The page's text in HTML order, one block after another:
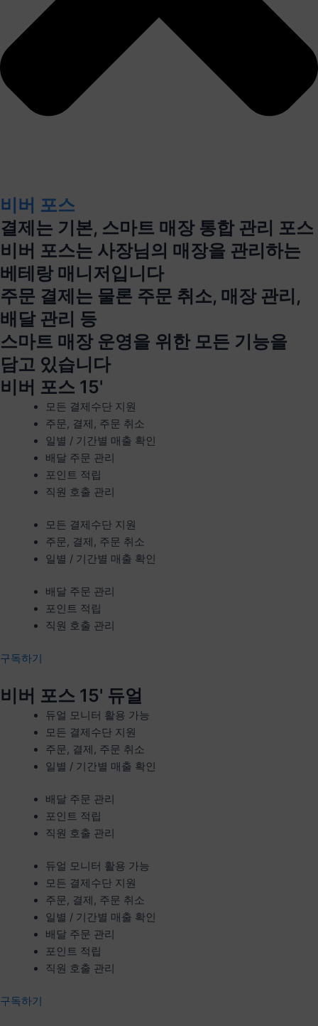
비버 포스
결제는 기본, 스마트 매장 통합 관리 포스
비버 포스는 사장님의 매장을 관리하는
베테랑 매니저입니다
주문 결제는 물론 주문 취소, 매장 관리,
배달 관리 등
스마트 매장 운영을 위한 모든 기능을
담고 있습니다
비버 포스 15'
모든 결제수단 지원
주문, 결제, 주문 취소
일별 / 기간별 매출 확인
배달 주문 관리
포인트 적립
직원 호출 관리
모든 결제수단 지원
주문, 결제, 주문 취소
일별 / 기간별 매출 확인
배달 주문 관리
포인트 적립
직원 호출 관리
구독하기
비버 포스 15' 듀얼
듀얼 모니터 활용 가능
모든 결제수단 지원
주문, 결제, 주문 취소
일별 / 기간별 매출 확인
배달 주문 관리
포인트 적립
직원 호출 관리
듀얼 모니터 활용 가능
모든 결제수단 지원
주문, 결제, 주문 취소
일별 / 기간별 매출 확인
배달 주문 관리
포인트 적립
직원 호출 관리
구독하기